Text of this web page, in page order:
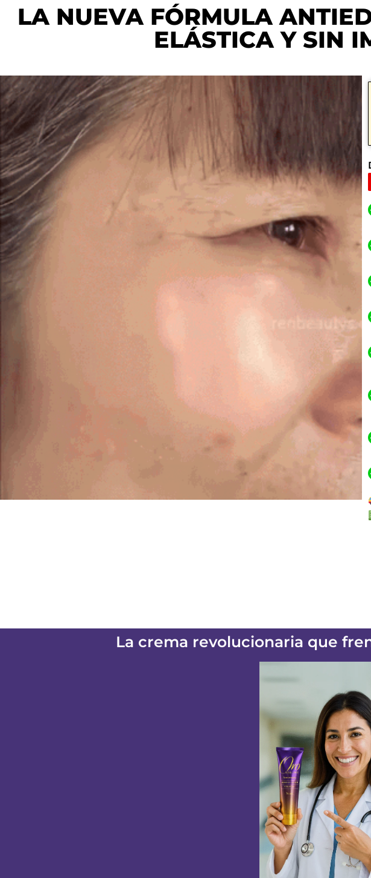
LA NUEVA FÓRMULA
ELÁSTICA Y SIN
La crema revolucionaria que